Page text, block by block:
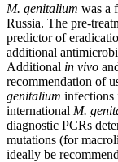
M. genitalium was a
Russia. The pre-
predictor of
additional
Additional in vivo
recommendation of
genitalium infections
international M.
diagnostic PCRs
mutations (for
ideally be